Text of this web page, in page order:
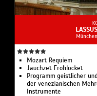
Mozart Requiem
Jauchzet Frohlocket
Programm geistlicher
der venezianischen
Instrumente